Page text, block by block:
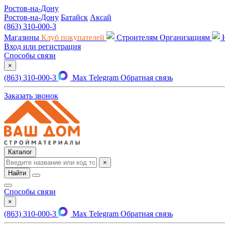
Ростов-на-Дону
Ростов-на-Дону Батайск Аксай
(863) 310-000-3
Магазины Клуб покупателей Строителям Организациям
Вход или регистрация
Способы связи
×
(863) 310-000-3 Max Telegram Обратная связь
Заказать звонок
Каталог
×
Найти
Способы связи
×
(863) 310-000-3 Max Telegram Обратная связь